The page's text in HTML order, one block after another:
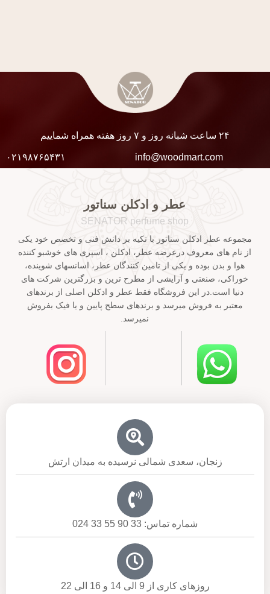
۲۴ ساعت شبانه روز و ۷ روز هفته همراه شماییم
info@woodmart.com ۰۲۱۹۸۷۶۵۴۳۱
عطر و ادکلن سناتور
SENATOR perfume shop
مجموعه عطر ادکلن سناتور با تکیه بر دانش فنی و تخصص خود یکی
از نام های معروف درعرضه عطر، ادکلن ، اسپری های خوشبو کننده
هوا و بدن بوده و یکی از تامین کنندگان عطر، اسانسهای شوینده،
خوراکی، صنعتی و آرایشی از مطرح ترین و بزرگترین شرکت های
دنیا است.در این فروشگاه فقط عطر و ادکلن اصلی از برندهای
معتبر به فروش میرسد و برندهای سطح پایین و یا فیک بفروش
نمیرسد.
زنجان، سعدی شمالی نرسیده به میدان ارتش
شماره تماس: 33 90 55 33 024
روزهای کاری از 9 الی 14 و 16 الی 22